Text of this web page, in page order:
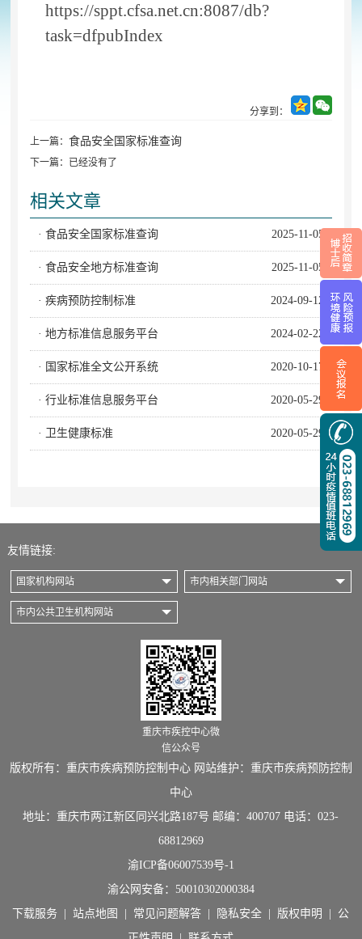
https://sppt.cfsa.net.cn:8087/db?
task=dfpubIndex
分享到：
上一篇： 食品安全国家标准查询
下一篇：已经没有了
相关文章
· 食品安全国家标准查询 2025-11-05
· 食品安全地方标准查询 2025-11-05
· 疾病预防控制标准 2024-09-12
· 地方标准信息服务平台 2024-02-22
· 国家标准全文公开系统 2020-10-17
· 行业标准信息服务平台 2020-05-29
· 卫生健康标准 2020-05-29
友情链接:
国家机构网站 市内相关部门网站
市内公共卫生机构网站
重庆市疾控中心微
信公众号
版权所有：重庆市疾病预防控制中心 网站维护：重庆市疾病预防控制
中心
地址：重庆市两江新区同兴北路187号 邮编：400707 电话：023-
68812969
渝ICP备06007539号-1
渝公网安备： 50010302000384
下载服务 |站点地图 常见问题解答 隐私安全 版权申明
公